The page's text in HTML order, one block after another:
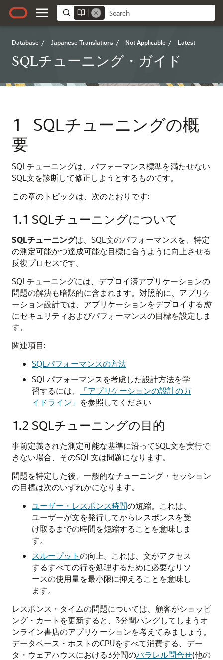
Database / Japanese Translations / Not Applicable / Latest
SQLチューニング・ガイド
1
SQLチューニングの概
要
SQLチューニングは、パフォーマンス標準を満たせない
SQL文を診断して修正しようとするものです。
この章のトピックは、次のとおりです:
1.1 SQLチューニングについて
SQLチューニングは、SQL文のパフォーマンスを、特定
の測定可能かつ達成可能な目標に合うように向上させる
反復プロセスです。
SQLチューニングには、デプロイ済アプリケーションの
問題の解決も暗黙的に含まれます。対照的に、アプリケ
ーション設計では、アプリケーションをデプロイする前
にセキュリティおよびパフォーマンスの目標を設定しま
す。
関連項目:
SQLパフォーマンスの方法
SQLパフォーマンスを考慮した設計方法を学
習するには、
「アプリケーションの設計のガ
イドライン」 を参照してください
1.2 SQLチューニングの目的
事前定義された測定可能な基準に沿ってSQL文を実行で
きない場合、そのSQL文は問題になります。
問題を特定した後、一般的なチューニング・セッション
の目標は次のいずれかになります。
ユーザー・レスポンス時間の短縮。これは、
ユーザーが文を発行してからレスポンスを受
け取るまでの時間を短縮することを意味しま
す。
スループットの向上。これは、文がアクセス
するすべての行を処理するために必要なリソ
ースの使用量を最小限に抑えることを意味し
ます。
レスポンス・タイムの問題については、顧客がショッピ
ング・カートを更新すると、3分間ハングしてしまうオ
ンライン書店のアプリケーションを考えてみましょう。
データベース・ホストのCPUをすべて消費する、デー
タ・ウェアハウスにおける3分間のパラレル問合せ(他の